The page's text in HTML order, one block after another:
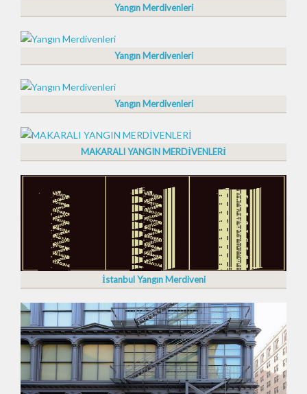
Yangın Merdivenleri
Yangın Merdivenleri
Yangın Merdivenleri
MAKARALI YANGIN MERDİVENLERİ
İstanbul Yangın Merdiveni